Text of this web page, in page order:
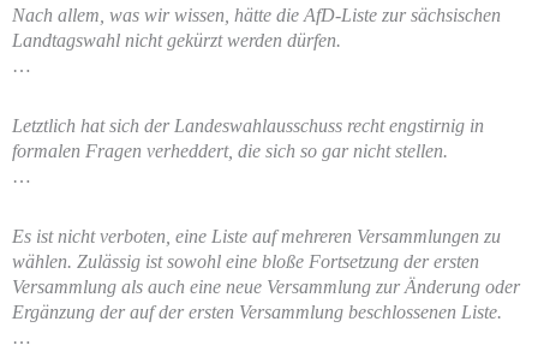
Nach allem, was wir wissen, hätte die AfD-Liste zur sächsischen
Landtagswahl nicht gekürzt werden dürfen.
…
Letztlich hat sich der Landeswahlausschuss recht engstirnig in
formalen Fragen verheddert, die sich so gar nicht stellen.
…
Es ist nicht verboten, eine Liste auf mehreren Versammlungen zu
wählen. Zulässig ist sowohl eine bloße Fortsetzung der ersten
Versammlung als auch eine neue Versammlung zur Änderung oder
Ergänzung der auf der ersten Versammlung beschlossenen Liste.
…